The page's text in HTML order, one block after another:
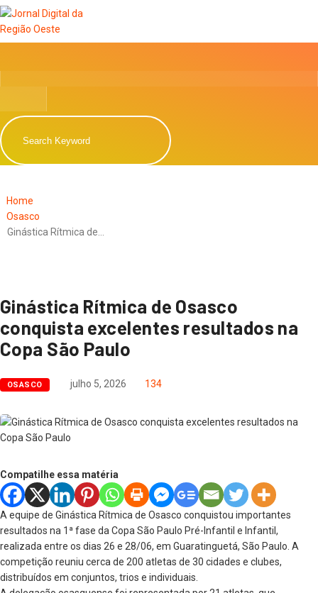
Home
Osasco
Ginástica Rítmica de…
Ginástica Rítmica de Osasco
conquista excelentes resultados na
Copa São Paulo
OSASCO julho 5, 2026 134
Compatilhe essa matéria
A equipe de Ginástica Rítmica de Osasco conquistou importantes
resultados na 1ª fase da Copa São Paulo Pré-Infantil e Infantil,
realizada entre os dias 26 e 28/06, em Guaratinguetá, São Paulo. A
competição reuniu cerca de 200 atletas de 30 cidades e clubes,
distribuídos em conjuntos, trios e individuais.